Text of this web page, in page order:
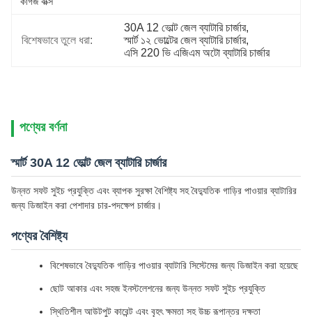
বিশেষভাবে তুলে ধরা:
30A 12 ভোল্ট জেল ব্যাটারি চার্জার,
স্মার্ট ১২ ভোল্টের জেল ব্যাটারি চার্জার,
এসি 220 ভি এজিএম অটো ব্যাটারি চার্জার
পণ্যের বর্ণনা
স্মার্ট 30A 12 ভোল্ট জেল ব্যাটারি চার্জার
উন্নত সফট সুইচ প্রযুক্তি এবং ব্যাপক সুরক্ষা বৈশিষ্ট্য সহ বৈদ্যুতিক গাড়ির পাওয়ার ব্যাটারির
জন্য ডিজাইন করা পেশাদার চার-পদক্ষেপ চার্জার।
পণ্যের বৈশিষ্ট্য
বিশেষভাবে বৈদ্যুতিক গাড়ির পাওয়ার ব্যাটারি সিস্টেমের জন্য ডিজাইন করা হয়েছে
ছোট আকার এবং সহজ ইনস্টলেশনের জন্য উন্নত সফট সুইচ প্রযুক্তি
স্থিতিশীল আউটপুট কারেন্ট এবং বৃহৎ ক্ষমতা সহ উচ্চ রূপান্তর দক্ষতা